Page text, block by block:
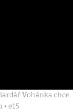
Vohánka chce
e15